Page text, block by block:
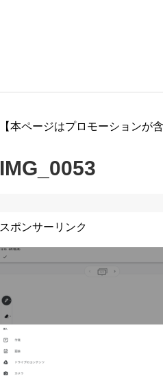
【本ページはプロモーションが
IMG_0053
スポンサーリンク